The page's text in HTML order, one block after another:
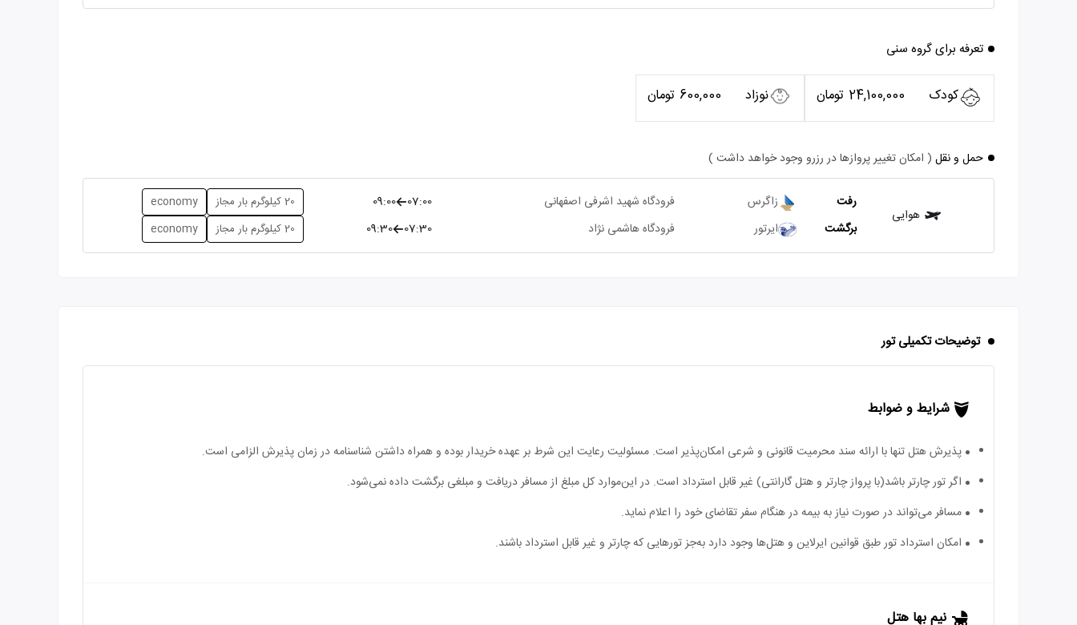
تعرفه برای گروه سنی
کودک 24,100,000 تومان نوزاد 600,000 تومان
حمل و نقل ( امکان تغییر پروازها در رزرو وجود خواهد داشت )
هوایی
رفت زاگرس فرودگاه شهید اشرفی اصفهانی 07:00
09:00 20 کیلوگرم بار مجاز economy
برگشت ایرتور فرودگاه هاشمی نژاد 07:30
09:30 20 کیلوگرم بار مجاز economy
توضیحات تکمیلی تور
شرایط و ضوابط
پذیرش هتل تنها با ارائه سند محرمیت قانونی و شرعی امکان‌پذیر است. مسئولیت رعایت این شرط بر عهده خریدار بوده و همراه داشتن شناسنامه در زمان پذیرش الزامی است.
اگر تور چارتر باشد(با پرواز چارتر و هتل گارانتی) غیر قابل استرداد است. در این‌موارد کل مبلغ از مسافر دریافت و مبلغی برگشت داده نمی‌شود.
مسافر می‌تواند در صورت نیاز به بیمه در هنگام سفر تقاضای خود را اعلام نماید.
امکان استرداد تور طبق قوانین ایرلاین و هتل‌ها وجود دارد به‌جز تورهایی که چارتر و غیر قابل استرداد باشند.
نیم بها هتل